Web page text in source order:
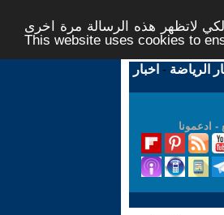
لاتظهر هذه الرسالة مرة اخرى -
This website uses cookies to
الرياضة - اخبار
- ادعمونا